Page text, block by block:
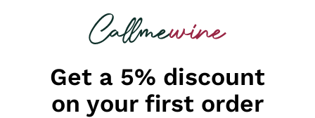
looking for
Get a 5% discount
on your first order